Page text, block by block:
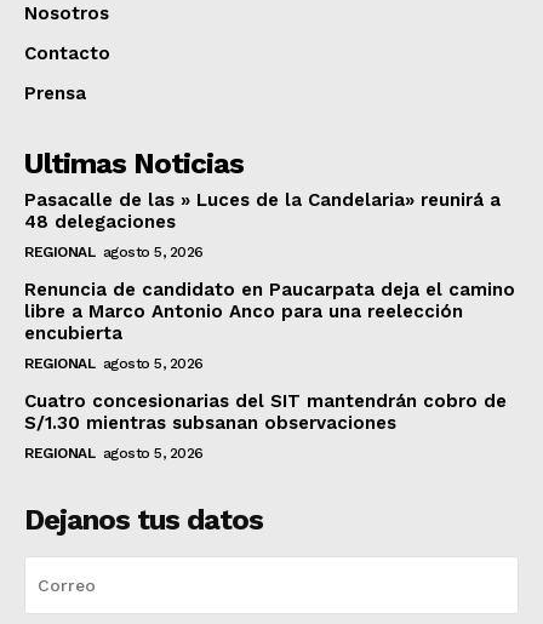
Nosotros
Contacto
Prensa
Ultimas Noticias
Pasacalle de las » Luces de la Candelaria» reunirá a
48 delegaciones
REGIONAL agosto 5, 2026
Renuncia de candidato en Paucarpata deja el camino
libre a Marco Antonio Anco para una reelección
encubierta
REGIONAL agosto 5, 2026
Cuatro concesionarias del SIT mantendrán cobro de
S/1.30 mientras subsanan observaciones
REGIONAL agosto 5, 2026
Dejanos tus datos